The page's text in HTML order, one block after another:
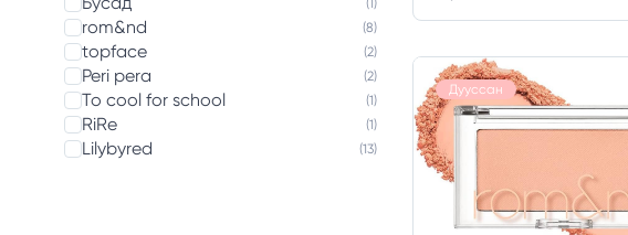
(1)
rom&nd (8)
topface (2)
Peri pera (2)
To cool for school (1)
RiRe (1)
Lilybyred (13)
Дууссан